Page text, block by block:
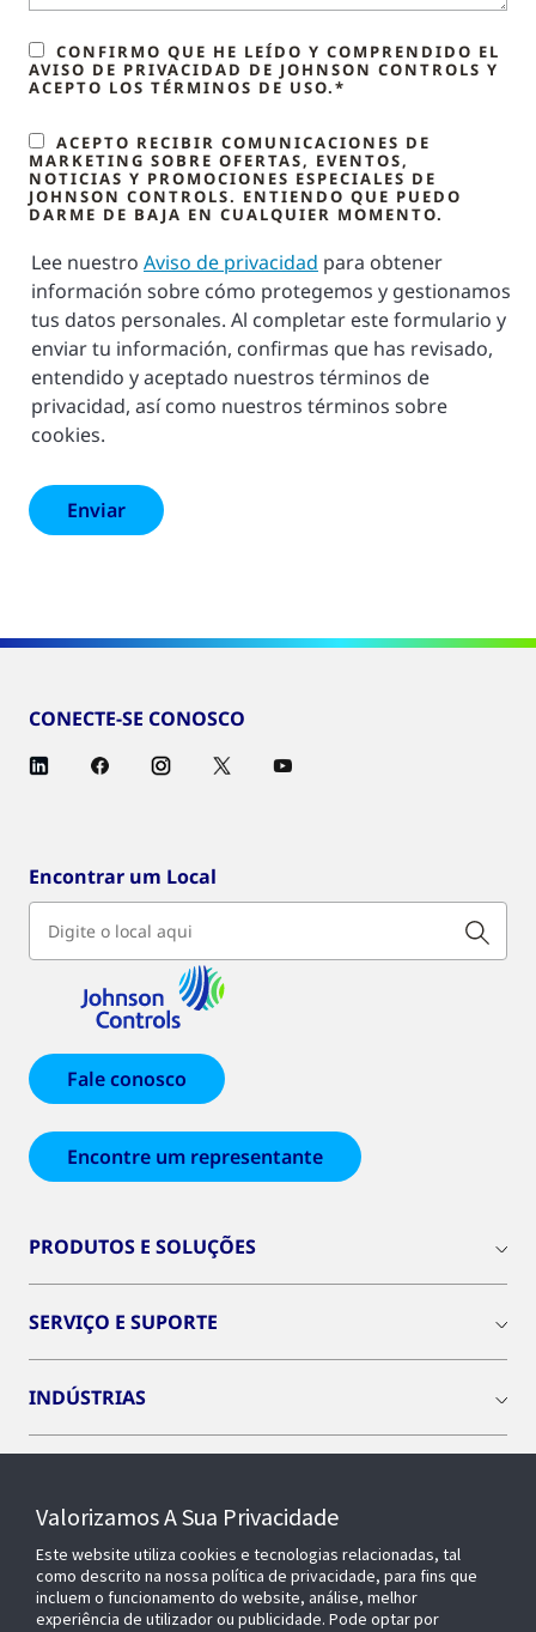
CONFIRMO QUE HE LEÍDO Y COMPRENDIDO EL
AVISO DE PRIVACIDAD DE JOHNSON CONTROLS Y
ACEPTO LOS TÉRMINOS DE USO.*
ACEPTO RECIBIR COMUNICACIONES DE
MARKETING SOBRE OFERTAS, EVENTOS,
NOTICIAS Y PROMOCIONES ESPECIALES DE
JOHNSON CONTROLS. ENTIENDO QUE PUEDO
DARME DE BAJA EN CUALQUIER MOMENTO.
Lee nuestro Aviso de privacidad para obtener
información sobre cómo protegemos y gestionamos
tus datos personales. Al completar este formulario y
enviar tu información, confirmas que has revisado,
entendido y aceptado nuestros términos de
privacidad, así como nuestros términos sobre
cookies.
CONECTE-SE CONOSCO
Encontrar um Local
Fale conosco
Encontre um representante
PRODUTOS E SOLUÇÕES
SERVIÇO E SUPORTE
INDÚSTRIAS
SOBRE NÓS
OPENBLUE
Valorizamos A Sua Privacidade
Este website utiliza cookies e tecnologias relacionadas, tal
como descrito na nossa política de privacidade, para fins que
incluem o funcionamento do website, análise, melhor
experiência de utilizador ou publicidade. Pode optar por